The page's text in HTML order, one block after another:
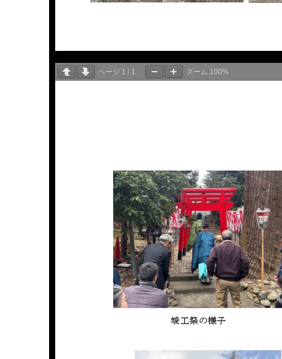
ページ 1 / 1 ズーム 100%